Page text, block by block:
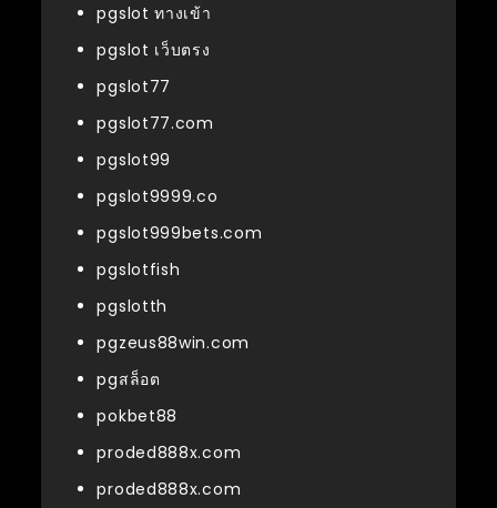
pgslot ทางเข้า
pgslot เว็บตรง
pgslot77
pgslot77.com
pgslot99
pgslot9999.co
pgslot999bets.com
pgslotfish
pgslotth
pgzeus88win.com
pgสล็อต
pokbet88
proded888x.com
proded888x.com